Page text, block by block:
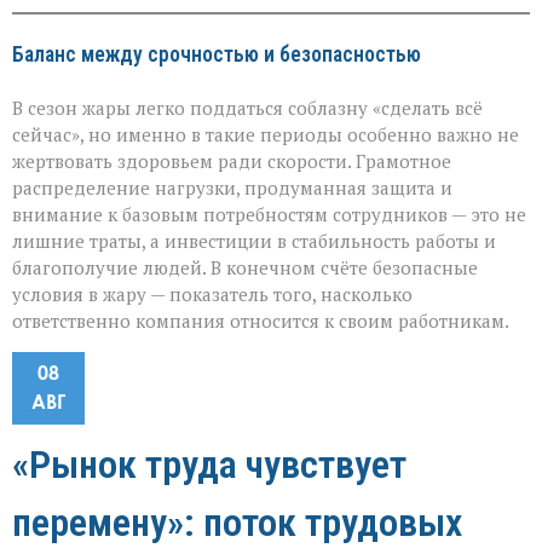
Баланс между срочностью и безопасностью
В сезон жары легко поддаться соблазну «сделать всё
сейчас», но именно в такие периоды особенно важно не
жертвовать здоровьем ради скорости. Грамотное
распределение нагрузки, продуманная защита и
внимание к базовым потребностям сотрудников — это не
лишние траты, а инвестиции в стабильность работы и
благополучие людей. В конечном счёте безопасные
условия в жару — показатель того, насколько
ответственно компания относится к своим работникам.
08
АВГ
«Рынок труда чувствует
перемену»: поток трудовых